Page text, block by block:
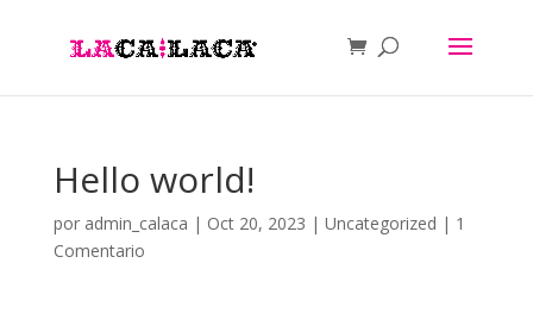
Hello world!
por admin_calaca | Oct 20, 2023 | Uncategorized | 1
Comentario